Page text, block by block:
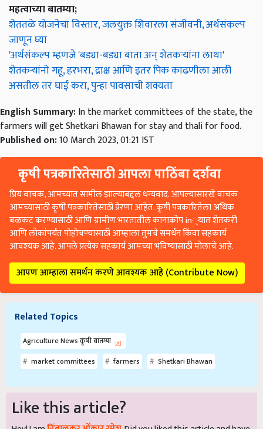
महत्वाच्या बातम्या;
शेततळे योजनेचा विस्तार, जलयुक्त शिवारला संजीवनी, अर्थसंकल्प
जाणून घ्या
'अर्थसंकल्प म्हणजे 'बड्या-बड्या बाता अन् शेतकऱ्यांना लाथा'
शेतकऱ्यांनो गहू, हरभरा, द्राक्ष आणि इतर पिक काढणीला आली
असतील तर घाई करा, पुन्हा पावसाची शक्यता
English Summary:In the market committees of the state, the
farmers will get Shetkari Bhawan for stay and thali for food.
Published on:10 March 2023, 01:21 IST
कृषी पत्रकारितेसाठी आपला पाठिंबा दर्शवा
प्रिय वाचक, आमच्यात सामील झाल्याबद्दल धन्यवाद. आपल्यासारखे वाचक
आमच्यासाठी कृषी पत्रकारितेसाठी प्रेरणा आहेत. कृषी पत्रकारितेला अधिक
बळकट करण्यासाठी आणि ग्रामीण भारतातील कानाकोप in्यात शेतकरी
आणि लोकांपर्यंत पोहोचण्यासाठी आम्हाला तुमचे समर्थन किंवा सहकार्य
आवश्यक आहे. आपले प्रत्येक सहकार्य आमच्या भविष्यासाठी मोलाचे आहे.
आपण आम्हाला समर्थन करणे आवश्यक आहे (Contribute Now)
Related Topics
Agriculture News कृषी बातम्या
market committees
farmers Shetkari Bhawan
Like this article?